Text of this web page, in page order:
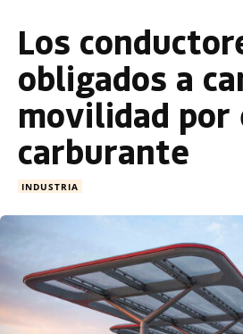
Los
obligados a
movilidad por
carburante
INDUSTRIA